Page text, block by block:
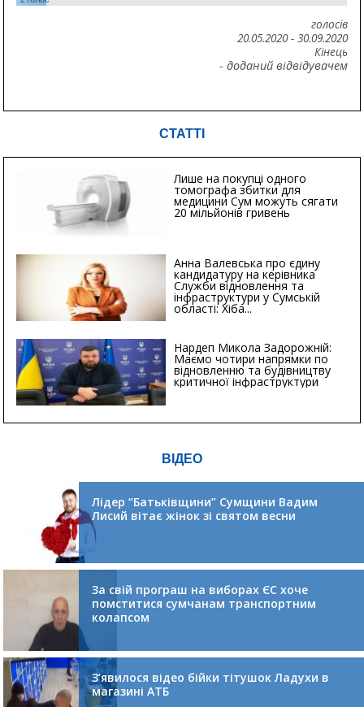
голосів
20.05.2020- 30.09.2020
Кінець
- доданий відвідувачем
СТАТТІ
Лише на покупці одного
томографа збитки для
медицини Сум можуть сягати
20 мільйонів гривень
Анна Валевська про єдину
кандидатуру на керівника
Служби відновлення та
інфраструктури у Сумській
області: Хіба...
Нардеп Микола Задорожній:
Маємо чотири напрямки по
відновленню та будівництву
критичної інфраструктури
ВІДЕО
Лідер “Батьківщини” Сумщини Вадим
Лисий вітає жінок зі святом весни
За свій програш на виборах ЄС хоче
помститися сумчанам транспортним
колапсом
З’явилося відео бійки тітушок Ладухи в
магазині АТБ